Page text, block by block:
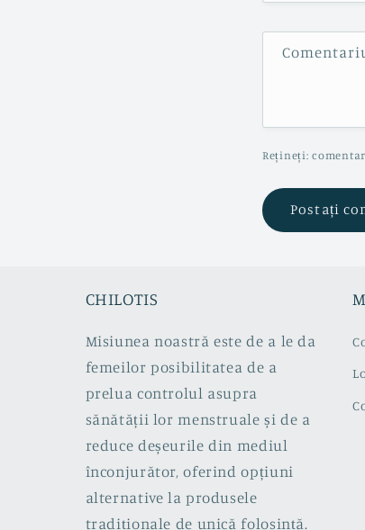
Rețineți:
CHILOTIS
Misiunea noastră este de a le da
femeilor posibilitatea de a
prelua controlul asupra
sănătății lor menstruale și de a
reduce deșeurile din mediul
înconjurător, oferind opțiuni
alternative la produsele
tradiționale de unică folosință.